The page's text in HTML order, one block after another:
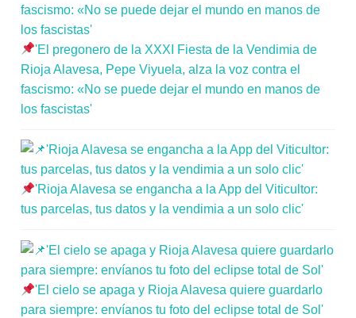
'El pregonero de la XXXI Fiesta de la Vendimia de
Rioja Alavesa, Pepe Viyuela, alza la voz contra el
fascismo: «No se puede dejar el mundo en manos de
los fascistas'
'Rioja Alavesa se engancha a la App del Viticultor:
tus parcelas, tus datos y la vendimia a un solo clic'
'El cielo se apaga y Rioja Alavesa quiere guardarlo
para siempre: envíanos tu foto del eclipse total de Sol'